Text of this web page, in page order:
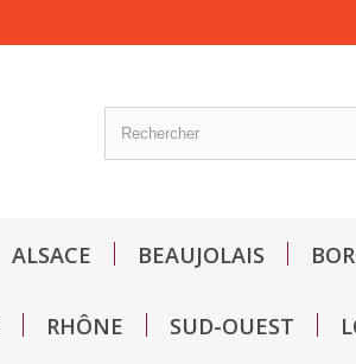
ALSACE BEAUJOLAIS
RHÔNE SUD-OUEST